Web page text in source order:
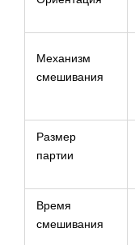
Механизм
смешивания
Размер
партии
Время
смешивания